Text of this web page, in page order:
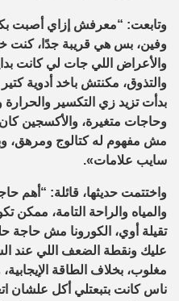
وتابعت: “معرفش إزاي أصبت
وفين، بس هي قريبة جدًا، كنت
والأعراض اللي جات لي كانت
والتذوق، مكنتش باخد أدوية
بدأت تزيد زي التكسير
مش مفهوم له كتالوج ومرهق،
سايب علامات».
واختتمت حديثها، قائلة: “أهم
والمياه والراحة التامة،
تقيلة أوي، الكورونا مش حاجة
عليك ونقطة الضعف اللي عند
مغلوب، بخلاف الطاقة
ناس كانت بتبعتلي أكل علشان